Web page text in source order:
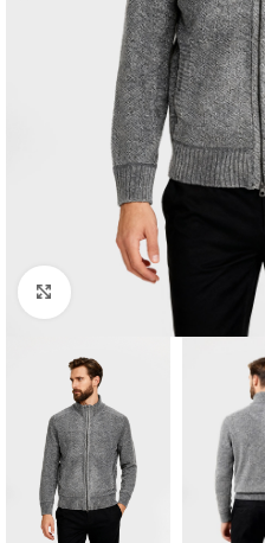
Clique para ampliar